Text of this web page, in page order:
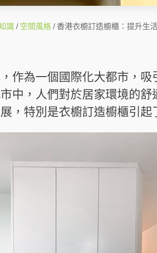
識 / 空間風格 / 香港衣櫥訂造櫥櫃：提升生
作為一個國際化大都市，
中，人們對於居家環境的舒
，特別是衣櫥訂造櫥櫃引起